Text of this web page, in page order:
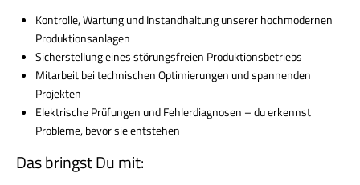
Kontrolle, Wartung und Instandhaltung unserer hochmodernen
Produktionsanlagen
Sicherstellung eines störungsfreien Produktionsbetriebs
Mitarbeit bei technischen Optimierungen und spannenden
Projekten
Elektrische Prüfungen und Fehlerdiagnosen – du erkennst
Probleme, bevor sie entstehen
Das bringst Du mit: